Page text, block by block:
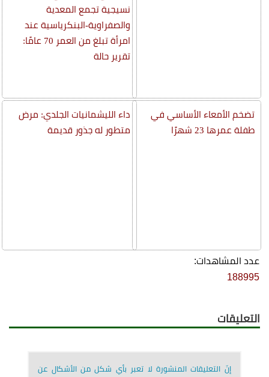
تضخم الأمعاء الأساسي في
طفلة عمرها 23 شهرًا
نسيجية تجمع المعدية
والصفراوية-البنكرياسية عند
امرأة تبلغ من العمر 70 عامًا:
تقرير حالة
داء الليشمانيات الجلدي: مرض
متطور له جذور قديمة
عدد المشاهدات:
188995
التعليقات
إنّ التعليقات المنشورة لا تعبر بأي شكل من الأشكال عن